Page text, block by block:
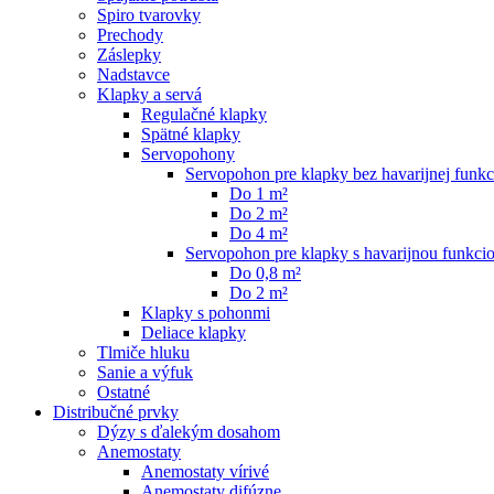
Spiro tvarovky
Prechody
Záslepky
Nadstavce
Klapky a servá
Regulačné klapky
Spätné klapky
Servopohony
Servopohon pre klapky bez havarijnej
Do 1 m²
Do 2 m²
Do 4 m²
Servopohon pre klapky s havarijnou
Do 0,8 m²
Do 2 m²
Klapky s pohonmi
Deliace klapky
Tlmiče hluku
Sanie a výfuk
Ostatné
Distribučné prvky
Dýzy s ďalekým dosahom
Anemostaty
Anemostaty vírivé